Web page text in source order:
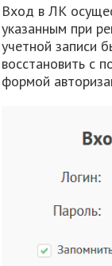
Вход в ЛК
указанным при
учетной записи
восстановить с
формой